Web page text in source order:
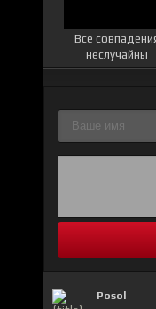
Все
неслучайны
Posol